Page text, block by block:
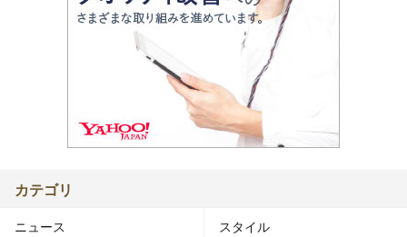
カテゴリ
ニュース スタイル